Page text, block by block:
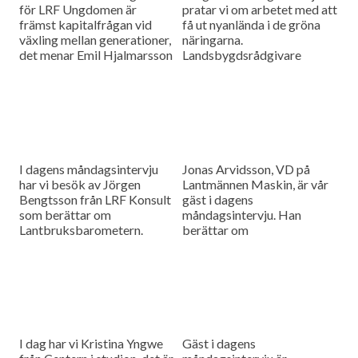
för LRF Ungdomen är
främst kapitalfrågan vid
växling mellan generationer,
det menar Emil Hjalmarsson
pratar vi om arbetet med att
få ut nyanlända i de gröna
näringarna.
Landsbygdsrådgivare
I dagens måndagsintervju
har vi besök av Jörgen
Bengtsson från LRF Konsult
som berättar om
Lantbruksbarometern.
Jonas Arvidsson, VD på
Lantmännen Maskin, är vår
gäst i dagens
måndagsintervju. Han
berättar om
I dag har vi Kristina Yngwe
Gäst i dagens